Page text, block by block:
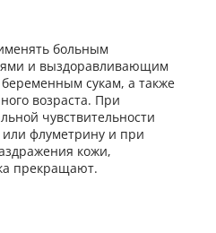
больным
и выздоравливающим
сукам, а также
возраста. При
чувствительности
или флуметрину и при
кожи,
прекращают.